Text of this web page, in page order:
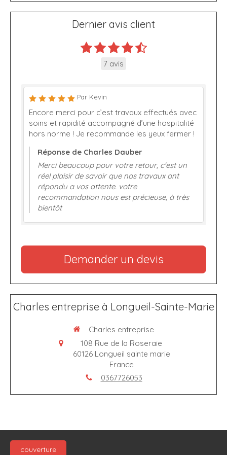
Dernier avis client
7 avis
Par Kevin
Encore merci pour c’est travaux effectués avec
soins et rapidité accompagné d’une hospitalité
hors norme ! Je recommande les yeux fermer !
Réponse de Charles Dauber
Merci beaucoup pour votre retour, c'est un
réel plaisir de savoir que nos travaux ont
répondu a vos attente. votre
recommandation nous est précieuse, à très
bientôt
Demander un devis
Charles entreprise à Longueil-Sainte-Marie
Charles entreprise
108 Rue de la Roseraie
60126 Longueil sainte marie
France
0367726053
couverture